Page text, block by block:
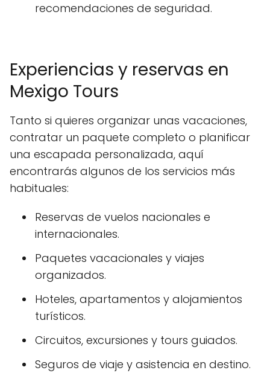
recomendaciones de seguridad.
Experiencias y reservas en
Mexigo Tours
Tanto si quieres organizar unas vacaciones,
contratar un paquete completo o planificar
una escapada personalizada, aquí
encontrarás algunos de los servicios más
habituales:
Reservas de vuelos nacionales e
internacionales.
Paquetes vacacionales y viajes
organizados.
Hoteles, apartamentos y alojamientos
turísticos.
Circuitos, excursiones y tours guiados.
Seguros de viaje y asistencia en destino.